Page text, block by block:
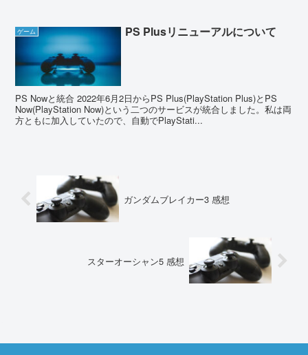
ゲーム PS Plusリニューアルについて
PS Nowと統合 2022年6月2日からPS Plus(PlayStation Plus)とPS
Now(PlayStation Now)という二つのサービスが統合しました。私は両
方ともに加入していたので、自動でPlayStati...
ガンダムブレイカー3 感想
スターオーシャン5 感想